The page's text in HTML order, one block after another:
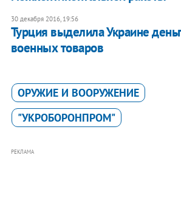
30 декабря 2016, 19:56
Турция выделила Украине
военных товаров
ОРУЖИЕ И ВООРУЖЕНИЕ
"УКРОБОРОНПРОМ"
РЕКЛАМА